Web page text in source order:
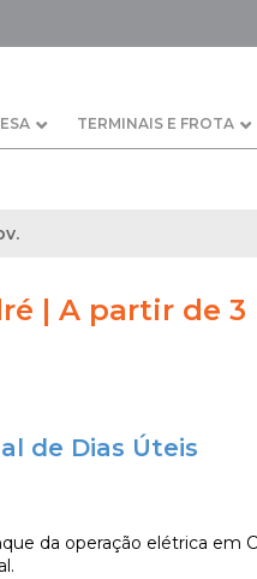
TERMINAIS E FROTA
| A partir de 3
de Dias Úteis
da operação elétrica em